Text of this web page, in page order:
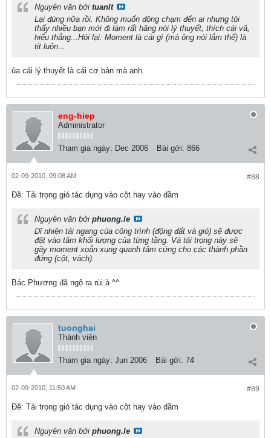
Nguyên văn bởi tuanlt
Lại đúng nữa rồi. Không muốn động chạm đến ai nhưng tôi
thấy nhiều bạn mới đi làm rất hăng nói lý thuyết, thích cải vã,
hiếu thắng...Hỏi lại: Moment là cái gì (mà ông nói lắm thế) là
tịt luôn...
ủa cái lý thuyết là cái cơ bản mà anh.
eng-hiep
Administrator
Tham gia ngày: Dec 2006 Bài gởi: 866
#88
02-09-2010, 09:08 AM
Ðề: Tải trọng gió tác dụng vào cột hay vào dầm
Nguyên văn bởi phuong.le
Dĩ nhiên tải ngang của công trình (động đất và gió) sẽ được
đặt vào tâm khối lượng của từng tầng. Và tải trọng này sẽ
gây moment xoắn xung quanh tâm cứng cho các thành phần
đứng (cột, vách).
Bác Phương đã ngộ ra rùi à ^^
tuonghai
Thành viên
Tham gia ngày: Jun 2006 Bài gởi: 74
#89
02-09-2010, 11:50 AM
Ðề: Tải trọng gió tác dụng vào cột hay vào dầm
Nguyên văn bởi phuong.le